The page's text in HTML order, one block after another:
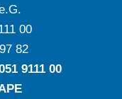
00
82
‍9111 ‍00